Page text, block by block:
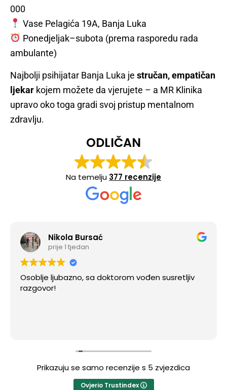
000
Vase Pelagića 19A, Banja Luka
Ponedjeljak–subota (prema rasporedu rada
ambulante)
Najbolji psihijatar Banja Luka je stručan, empatičan
ljekar kojem možete da vjerujete – a MR Klinika
upravo oko toga gradi svoj pristup mentalnom
zdravlju.
ODLIČAN
Na temelju 377 recenzije
Nikola Bursać
prije 1 tjedan
Osoblje ljubazno, sa doktorom vođen susretljiv
razgovor!
Prikazuju se samo recenzije s 5 zvjezdica
Ovjerio Trustindex